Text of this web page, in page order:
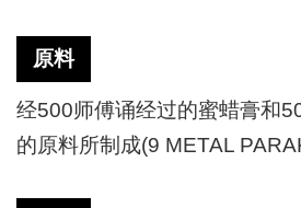
原料
经500师傅诵经过的蜜蜡膏和
的原料所制成(9 METAL